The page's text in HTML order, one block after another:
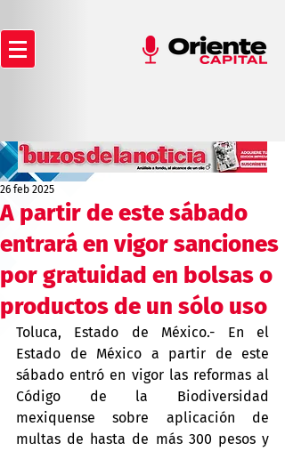
A partir de este sábado
entrará en vigor sanciones
por gratuidad en bolsas o
productos de un sólo uso
26 feb 2025
Toluca, Estado de México.- En el
Estado de México a partir de este
sábado entró en vigor las reformas al
Código de la Biodiversidad
mexiquense sobre aplicación de
multas de hasta de más 300 pesos y